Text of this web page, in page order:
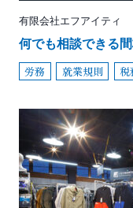
有限会社エフアイティ
何でも相談できる
労務 就業規則 税